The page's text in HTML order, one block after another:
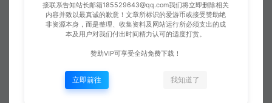
接联系告知站长邮箱185529643@qq.com我们将立即删除相关
内容并致以最真诚的歉意！文章所标识的爱游币或接受赞助绝
非资源本身，而是整理、收集资料及网站运行所必须支出的成
本及用户对我们付出时间精力认可的适度打赏。
赞助VIP可享受全站免费下载！
立即前往 我知道了